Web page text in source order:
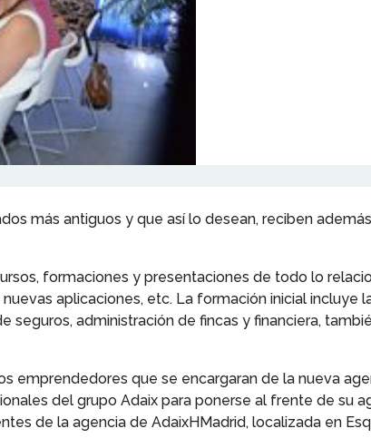
más antiguos y que así lo desean, reciben
formaciones y presentaciones de todo lo
aplicaciones, etc. La formación inicial incluye
seguros, administración de fincas y financiera,
emprendedores que se encargaran de la nueva
del grupo Adaix para ponerse al frente de su
de la agencia de AdaixHMadrid, localizada en